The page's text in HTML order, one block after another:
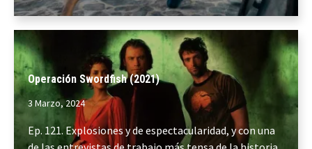
Operación Swordfish (2021)
3 Marzo, 2024
Ep. 121. Explosiones y de espectacularidad, y con una